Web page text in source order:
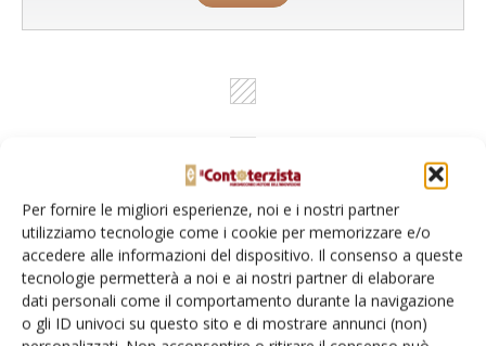
Per fornire le migliori esperienze, noi e i nostri partner
utilizziamo tecnologie come i cookie per memorizzare e/o
accedere alle informazioni del dispositivo. Il consenso a queste
tecnologie permetterà a noi e ai nostri partner di elaborare
dati personali come il comportamento durante la navigazione
o gli ID univoci su questo sito e di mostrare annunci (non)
Dalla stessa categoria
PROVATO DAGLI AGROMECCANICI 25 Maggio 2026